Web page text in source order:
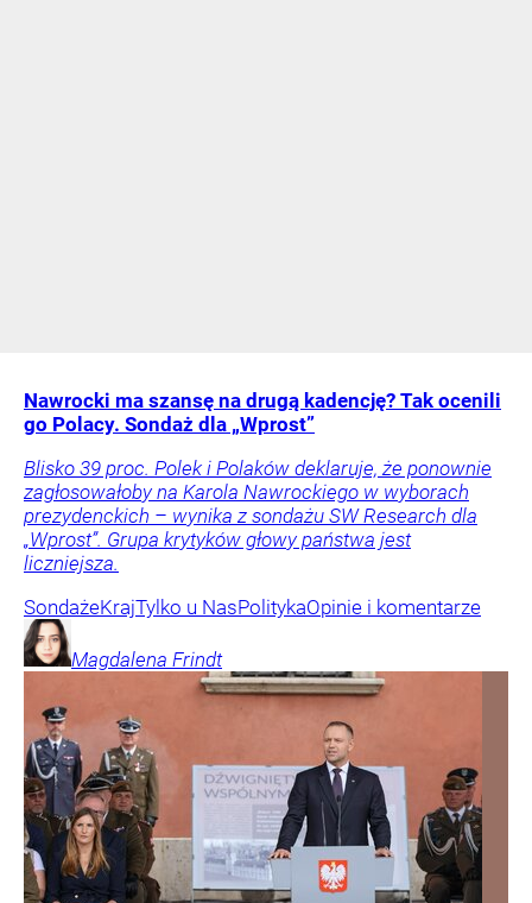
Nawrocki ma szansę na drugą kadencję? Tak ocenili
go Polacy. Sondaż dla „Wprost”
Blisko 39 proc. Polek i Polaków deklaruje, że ponownie
zagłosowałoby na Karola Nawrockiego w wyborach
prezydenckich – wynika z sondażu SW Research dla
„Wprost”. Grupa krytyków głowy państwa jest
liczniejsza.
SondażeKrajTylko u NasPolitykaOpinie i komentarze
Magdalena Frindt